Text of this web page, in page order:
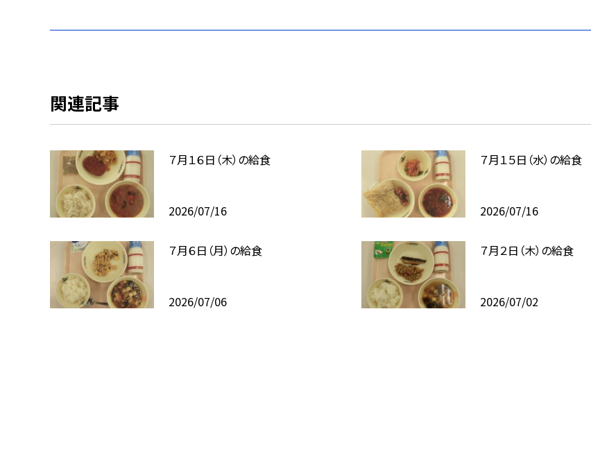
関連記事
７月１６日（木）の給食
2026/07/16
７月１５日（水）の給食
2026/07/16
７月６日（月）の給食
2026/07/06
７月２日（木）の給食
2026/07/02